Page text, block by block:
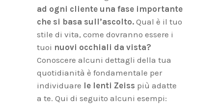
ad ogni cliente una fase importante
che si basa sull’ascolto. Qual è il tuo
stile di vita, come dovranno essere i
tuoi nuovi occhiali da vista?
Conoscere alcuni dettagli della tua
quotidianità è fondamentale per
individuare le lenti Zeiss più adatte
a te. Qui di seguito alcuni esempi: